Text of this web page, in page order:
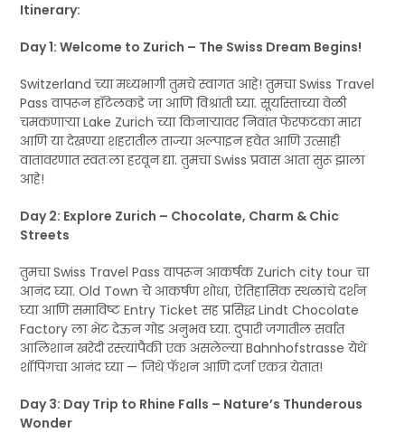
Itinerary:
Day 1: Welcome to Zurich – The Swiss Dream Begins!
Switzerland च्या मध्यभागी तुमचे स्वागत आहे! तुमचा Swiss Travel
Pass वापरून हॉटेलकडे जा आणि विश्रांती घ्या. सूर्यास्ताच्या वेळी
चमकणाऱ्या Lake Zurich च्या किनाऱ्यावर निवांत फेरफटका मारा
आणि या देखण्या शहरातील ताज्या अल्पाइन हवेत आणि उत्साही
वातावरणात स्वतःला हरवून द्या. तुमचा Swiss प्रवास आता सुरू झाला
आहे!
Day 2: Explore Zurich – Chocolate, Charm & Chic
Streets
तुमचा Swiss Travel Pass वापरून आकर्षक Zurich city tour चा
आनंद घ्या. Old Town चे आकर्षण शोधा, ऐतिहासिक स्थळांचे दर्शन
घ्या आणि समाविष्ट Entry Ticket सह प्रसिद्ध Lindt Chocolate
Factory ला भेट देऊन गोड अनुभव घ्या. दुपारी जगातील सर्वात
आलिशान खरेदी रस्त्यांपैकी एक असलेल्या Bahnhofstrasse येथे
शॉपिंगचा आनंद घ्या — जिथे फॅशन आणि दर्जा एकत्र येतात!
Day 3: Day Trip to Rhine Falls – Nature’s Thunderous
Wonder